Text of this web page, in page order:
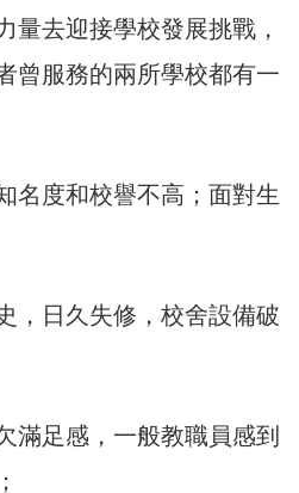
量去迎接學校發展挑戰，
曾服務的兩所學校都有一
名度和校譽不高；面對生
，日久失修，校舍設備破
滿足感，一般教職員感到